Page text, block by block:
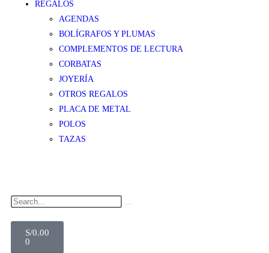
REGALOS
AGENDAS
BOLÍGRAFOS Y PLUMAS
COMPLEMENTOS DE LECTURA
CORBATAS
JOYERÍA
OTROS REGALOS
PLACA DE METAL
POLOS
TAZAS
S/0.00
0